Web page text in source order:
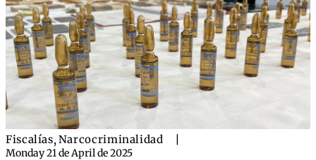
Fiscalías,Narcocriminalidad
Monday 21 de April de 2025